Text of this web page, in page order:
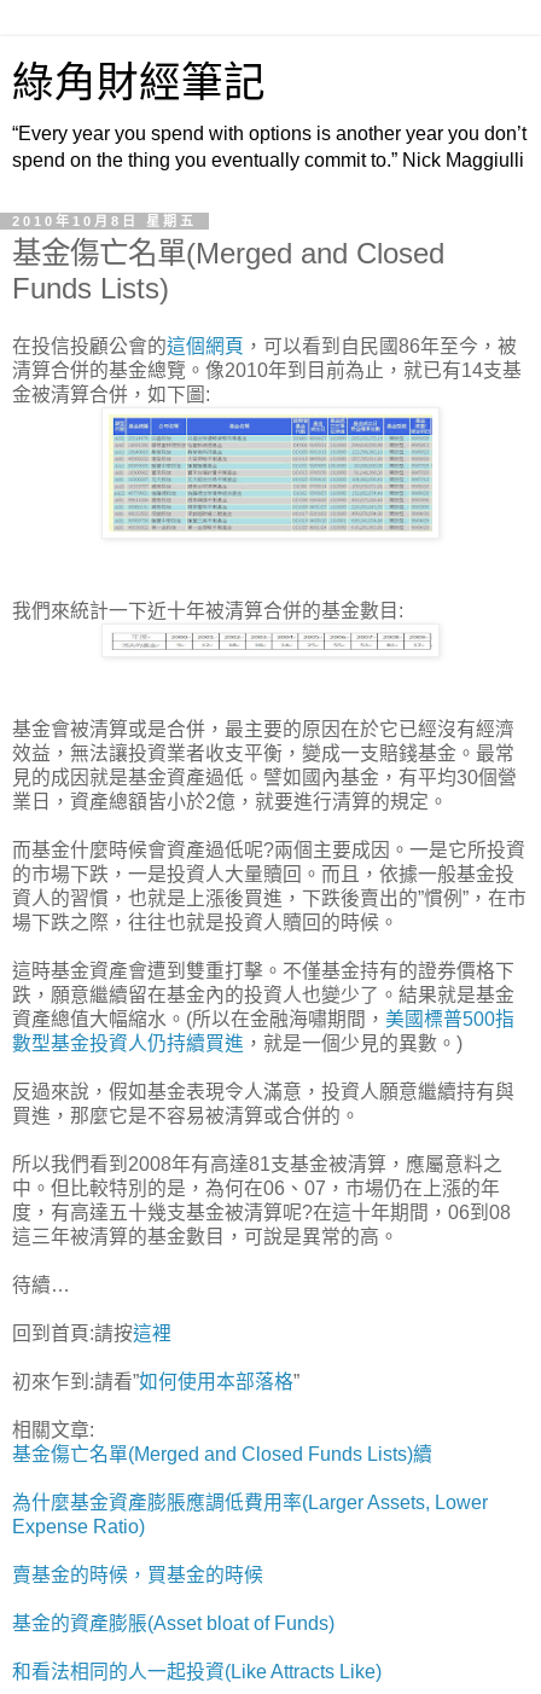
綠角財經筆記
“Every year you spend with options is another year you don’t
spend on the thing you eventually commit to.” Nick Maggiulli
2010年10月8日 星期五
基金傷亡名單(Merged and Closed
Funds Lists)
在投信投顧公會的這個網頁 ，可以看到自民國86年至今，被
清算合併的基金總覽。像2010年到目前為止，就已有14支基
金被清算合併，如下圖:
我們來統計一下近十年被清算合併的基金數目:
基金會被清算或是合併，最主要的原因在於它已經沒有經濟
效益，無法讓投資業者收支平衡，變成一支賠錢基金。最常
見的成因就是基金資產過低。譬如國內基金，有平均30個營
業日，資產總額皆小於2億，就要進行清算的規定。
而基金什麼時候會資產過低呢?兩個主要成因。一是它所投資
的市場下跌，一是投資人大量贖回。而且，依據一般基金投
資人的習慣，也就是上漲後買進，下跌後賣出的”慣例”，在市
場下跌之際，往往也就是投資人贖回的時候。
這時基金資產會遭到雙重打擊。不僅基金持有的證券價格下
跌，願意繼續留在基金內的投資人也變少了。結果就是基金
資產總值大幅縮水。(所以在金融海嘯期間， 美國標普500指
數型基金投資人仍持續買進 ，就是一個少見的異數。)
反過來說，假如基金表現令人滿意，投資人願意繼續持有與
買進，那麼它是不容易被清算或合併的。
所以我們看到2008年有高達81支基金被清算，應屬意料之
中。但比較特別的是，為何在06、07，市場仍在上漲的年
度，有高達五十幾支基金被清算呢?在這十年期間，06到08
這三年被清算的基金數目，可說是異常的高。
待續…
回到首頁:請按這裡
初來乍到:請看”如何使用本部落格”
相關文章:
基金傷亡名單(Merged and Closed Funds Lists)續
為什麼基金資產膨脹應調低費用率(Larger Assets, Lower
Expense Ratio)
賣基金的時候，買基金的時候
基金的資產膨脹(Asset bloat of Funds)
和看法相同的人一起投資(Like Attracts Like)